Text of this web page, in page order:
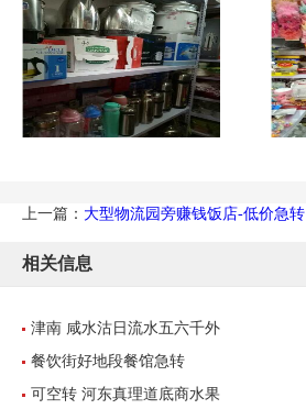
上一篇： 大型物流园旁赚钱饭店-低价急转
相关信息
津南 咸水沽日流水五六千外
卖餐馆带生意转让 酒楼餐饮
餐饮街好地段餐馆急转
可空转 河东真理道底商水果